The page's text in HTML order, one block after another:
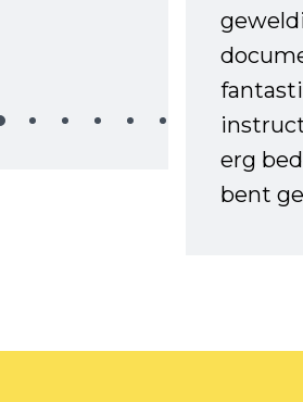
erg
bent